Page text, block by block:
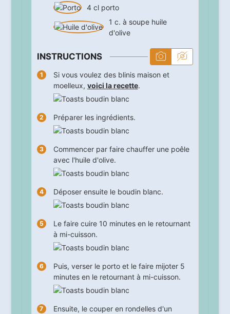
4 cl porto
1 c. à soupe huile
d'olive
INSTRUCTIONS
Si vous voulez des blinis maison et
moelleux, voici la recette.
Préparer les ingrédients.
Commencer par faire chauffer une poêle
avec l'huile d'olive.
Déposer ensuite le boudin blanc.
Le faire cuire 10 minutes en le retournant
à mi-cuisson.
Puis, verser le porto et le faire mijoter 5
minutes en le retournant à mi-cuisson.
Ensuite, le couper en rondelles d'un